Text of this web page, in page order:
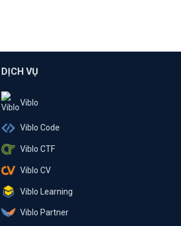
DỊCH VỤ
Viblo
Viblo Code
Viblo CTF
Viblo CV
Viblo Learning
Viblo Partner